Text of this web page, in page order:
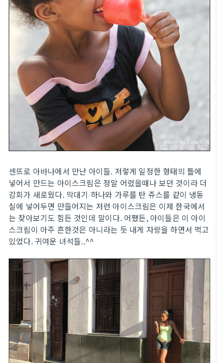
센뜨로 아바나에서 만난 아이들. 저렇게 일정한 형태의 틀에
넣어서 만드는 아이스크림은 정말 어렸을때나 보던 것이라 더
감회가 새로웠다. 막대기 하나와 가루를 탄 쥬스를 같이 냉동
실에 넣어두면 만들어지는 저런 아이스크림은 이제 한국에서
는 찾아보기도 힘든 것인데 말이다. 어쨌든, 아이들은 이 아이
스크림이 아주 흔한것은 아니라는 듯 내게 자랑을 하면서 먹고
있었다. 귀여운 녀석들..^^